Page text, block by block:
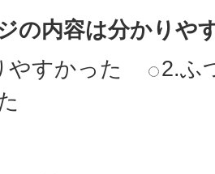
の内容は分かりや
やすかった
2.ふ